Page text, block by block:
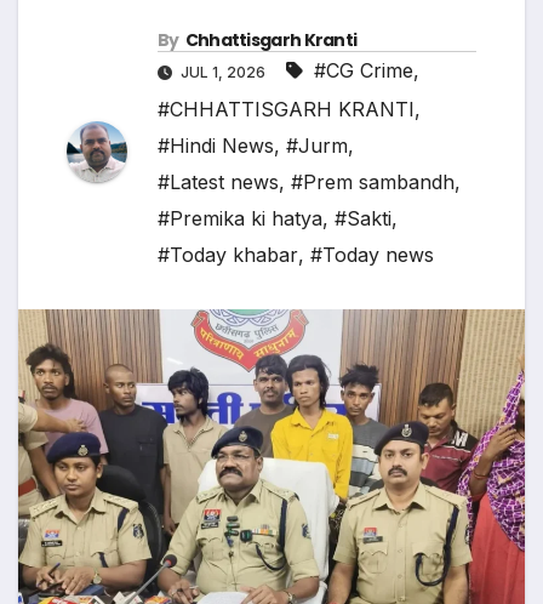
By Chhattisgarh Kranti
JUL 1, 2026 #CG Crime,
#CHHATTISGARH KRANTI,
#Hindi News, #Jurm,
#Latest news, #Prem sambandh,
#Premika ki hatya, #Sakti,
#Today khabar, #Today news